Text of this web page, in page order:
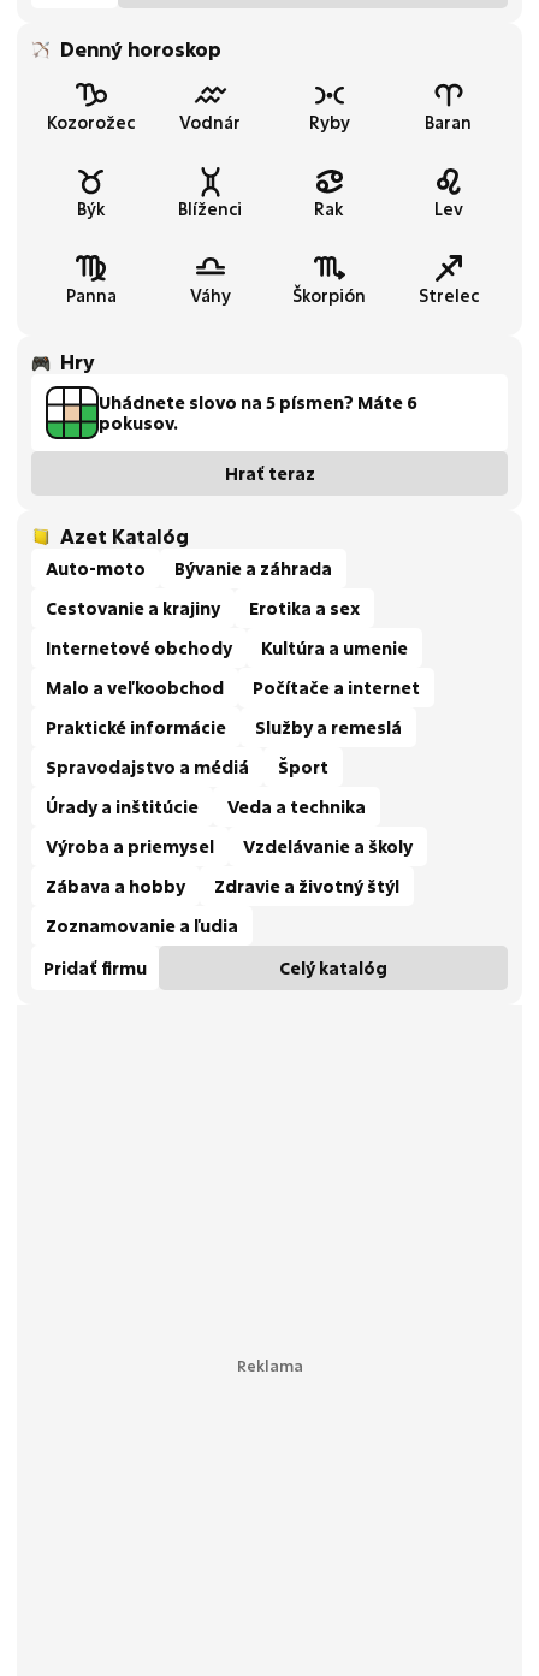
Denný horoskop
Kozorožec Vodnár Ryby Baran
Býk Blíženci Rak Lev
Panna Váhy Škorpión Strelec
Hry
Uhádnete slovo na 5 písmen? Máte 6
pokusov.
Hrať teraz
Azet Katalóg
Auto-moto
Bývanie a záhrada
Cestovanie a krajiny
Erotika a sex
Internetové obchody
Kultúra a umenie
Malo a veľkoobchod
Počítače a internet
Praktické informácie
Služby a remeslá
Spravodajstvo a médiá
Šport
Úrady a inštitúcie
Veda a technika
Výroba a priemysel
Vzdelávanie a školy
Zábava a hobby
Zdravie a životný štýl
Zoznamovanie a ľudia
Pridať firmu
Celý katalóg